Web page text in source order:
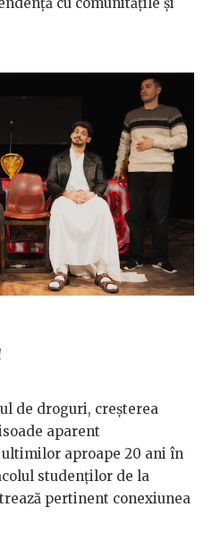
de droguri, creșterea
aparent
aproape 20 ani în
studenților de la
pertinent conexiunea